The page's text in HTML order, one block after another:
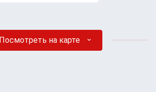
Посмотреть на карте